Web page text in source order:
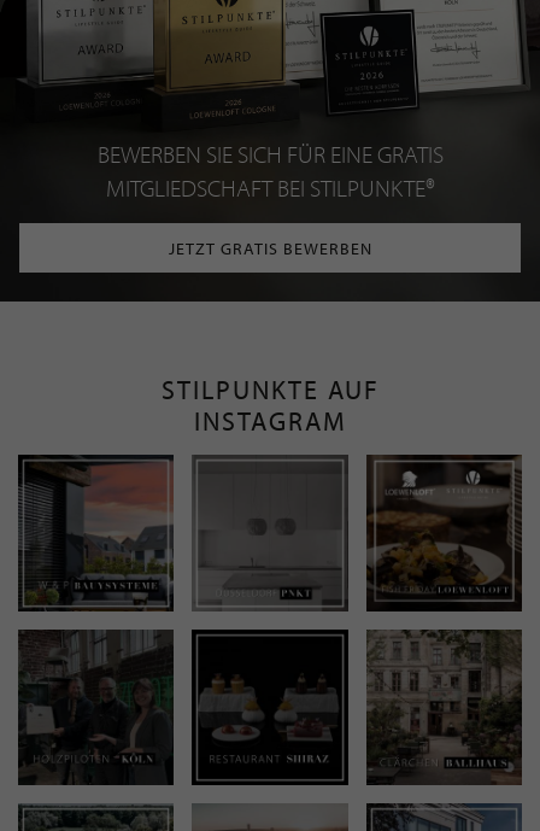
BEWERBEN SIE SICH FÜR EINE GRATIS
MITGLIEDSCHAFT BEI STILPUNKTE®
JETZT GRATIS BEWERBEN
STILPUNKTE AUF
INSTAGRAM